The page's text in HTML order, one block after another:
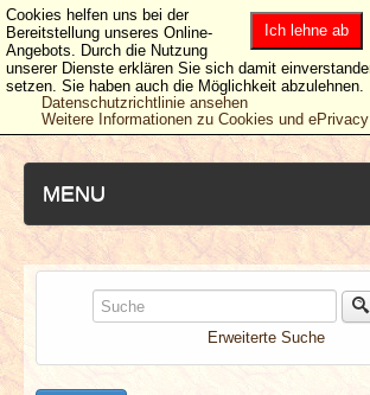
MENU
NEUESTE ARTIKEL
NEWS & DATES
Erweiterte Suche
Ich lehne ab
Cookies helfen uns bei der
Bereitstellung unseres Online-
Angebots. Durch die Nutzung
unserer Dienste erklären Sie sich damit
setzen. Sie haben auch die Möglichkeit abzulehnen.
Datenschutzrichtlinie ansehen
Weitere Informationen zu Cookies und ePrivacy